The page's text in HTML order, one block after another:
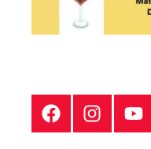
FacebookInstagram
YT